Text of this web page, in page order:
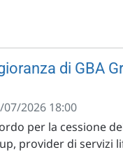
di GBA
2026 18:00
per la cessione
provider di servizi